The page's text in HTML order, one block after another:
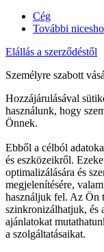
Cég
További
Elállás a szerződéstől
Személyre szabott
Hozzájárulásával
használunk, hogy
Önnek.
Ebből a célból
és eszközeikről.
optimalizálására és
megjelenítésére,
használjuk fel. Az Ön
szinkronizálhatjuk, és
ajánlatokat
a szolgáltatásaikat.